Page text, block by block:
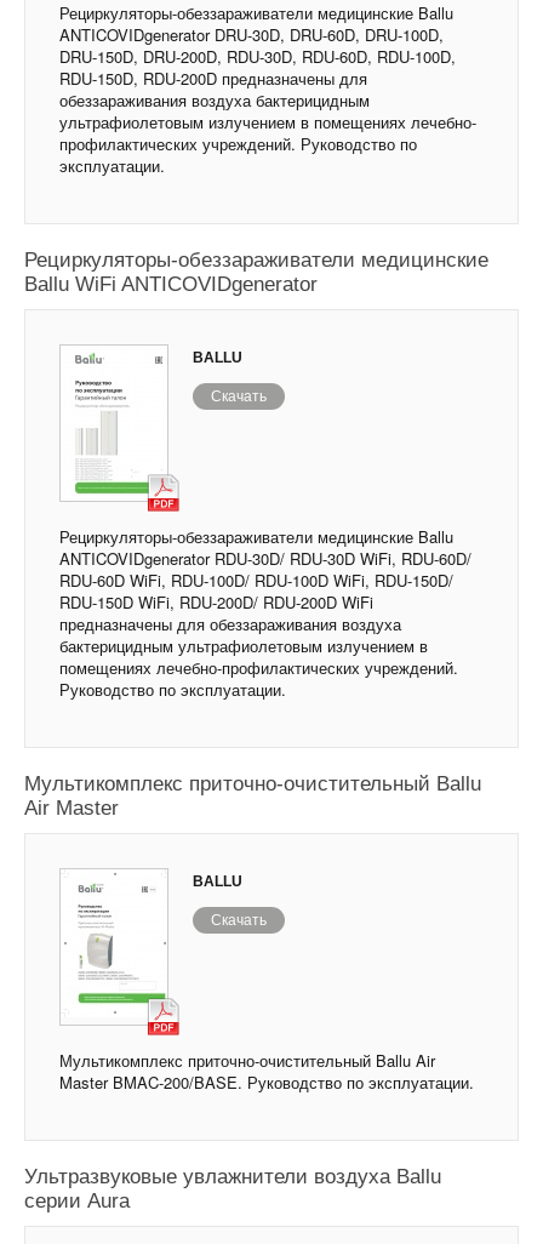
Рециркуляторы-обеззараживатели медицинские Ballu
ANTICOVIDgenerator DRU-30D, DRU-60D, DRU-100D,
DRU-150D, DRU-200D, RDU-30D, RDU-60D, RDU-100D,
RDU-150D, RDU-200D предназначены для
обеззараживания воздуха бактерицидным
ультрафиолетовым излучением в помещениях лечебно-
профилактических учреждений. Руководство по
эксплуатации.
Рециркуляторы-обеззараживатели медицинские
Ballu WiFi ANTICOVIDgenerator
BALLU
Скачать
Рециркуляторы-обеззараживатели медицинские Ballu
ANTICOVIDgenerator RDU-30D/ RDU-30D WiFi, RDU-60D/
RDU-60D WiFi, RDU-100D/ RDU-100D WiFi, RDU-150D/
RDU-150D WiFi, RDU-200D/ RDU-200D WiFi
предназначены для обеззараживания воздуха
бактерицидным ультрафиолетовым излучением в
помещениях лечебно-профилактических учреждений.
Руководство по эксплуатации.
Мультикомплекс приточно-очистительный Ballu
Air Master
BALLU
Скачать
Мультикомплекс приточно-очистительный Ballu Air
Master BMAC-200/BASE. Руководство по эксплуатации.
Ультразвуковые увлажнители воздуха Ballu
серии Aura